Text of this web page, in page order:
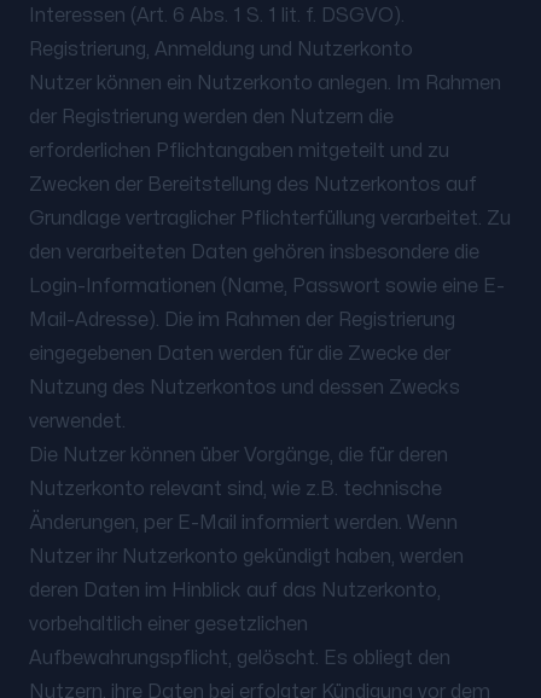
Interessen (Art. 6 Abs. 1 S. 1 lit. f. DSGVO).
Registrierung, Anmeldung und Nutzerkonto
Nutzer können ein Nutzerkonto anlegen. Im Rahmen
der Registrierung werden den Nutzern die
erforderlichen Pflichtangaben mitgeteilt und zu
Zwecken der Bereitstellung des Nutzerkontos auf
Grundlage vertraglicher Pflichterfüllung verarbeitet. Zu
den verarbeiteten Daten gehören insbesondere die
Login-Informationen (Name, Passwort sowie eine E-
Mail-Adresse). Die im Rahmen der Registrierung
eingegebenen Daten werden für die Zwecke der
Nutzung des Nutzerkontos und dessen Zwecks
verwendet.
Die Nutzer können über Vorgänge, die für deren
Nutzerkonto relevant sind, wie z.B. technische
Änderungen, per E-Mail informiert werden. Wenn
Nutzer ihr Nutzerkonto gekündigt haben, werden
deren Daten im Hinblick auf das Nutzerkonto,
vorbehaltlich einer gesetzlichen
Aufbewahrungspflicht, gelöscht. Es obliegt den
Nutzern, ihre Daten bei erfolgter Kündigung vor dem